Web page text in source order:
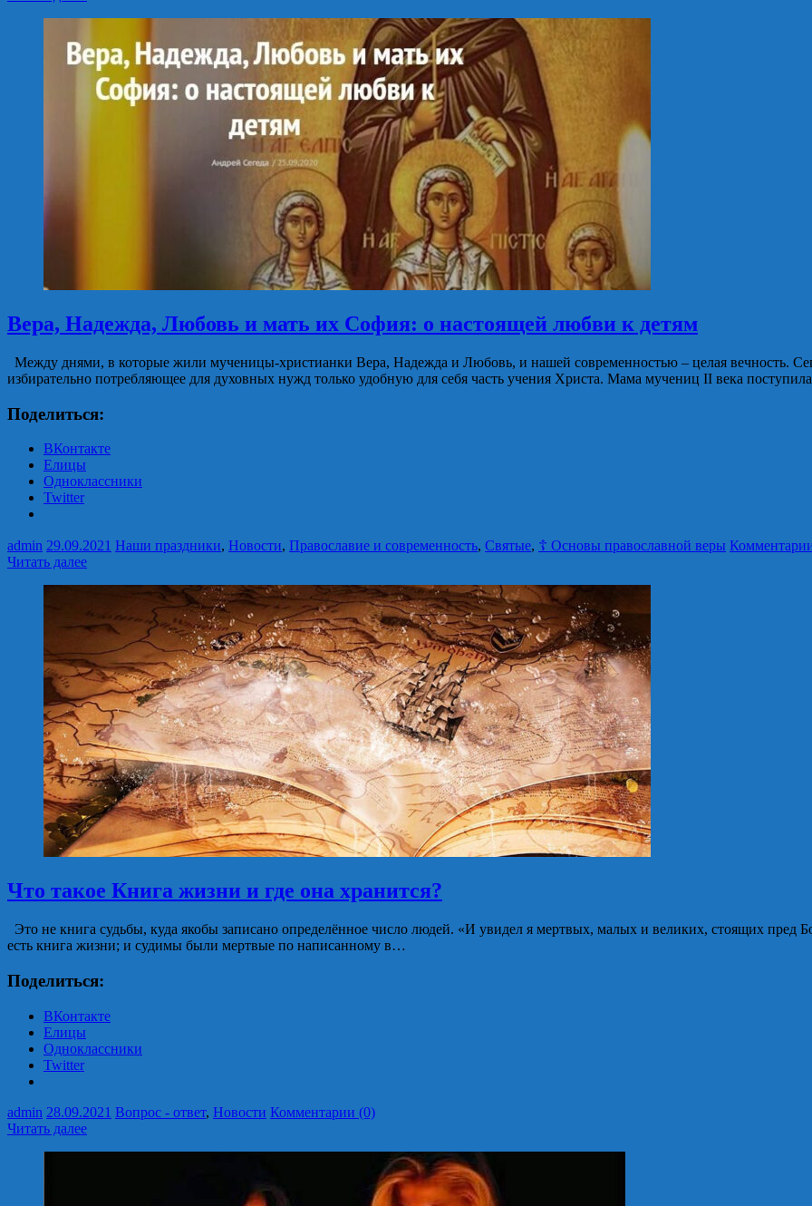
Вера, Надежда, Любовь и мать их София: о настоящей любви к детям
Между днями, в которые жили мученицы-христианки Вера, Надежда и Любовь, и нашей современностью – целая вечность.
избирательно потребляющее для духовных нужд только удобную для себя часть учения Христа. Мама мучениц II века
Поделиться:
ВКонтакте
Елицы
Одноклассники
Twitter
admin 29.09.2021 Наши праздники, Новости, Православие и современность, Святые, ☦ Основы православной веры
Читать далее
Что такое Книга жизни и где она хранится?
Это не книга судьбы, куда якобы записано определённое число людей. «И увидел я мертвых, малых и великих, стоящих пред
есть книга жизни; и судимы были мертвые по написанному в…
Поделиться:
ВКонтакте
Елицы
Одноклассники
Twitter
admin 28.09.2021 Вопрос - ответ, Новости Комментарии (0)
Читать далее